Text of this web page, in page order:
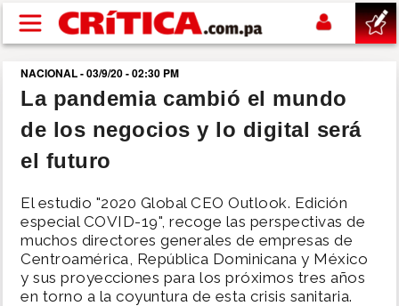
Pasar al contenido principal
buscar
SUCESOS
POLÍTICA
SHOW
NACIONAL - 03/9/20 - 02:30 PM
La pandemia cambió el mundo
de los negocios y lo digital será
el futuro
El estudio "2020 Global CEO Outlook. Edición
especial COVID-19", recoge las perspectivas de
muchos directores generales de empresas de
Centroamérica, República Dominicana y México
y sus proyecciones para los próximos tres años
en torno a la coyuntura de esta crisis sanitaria.